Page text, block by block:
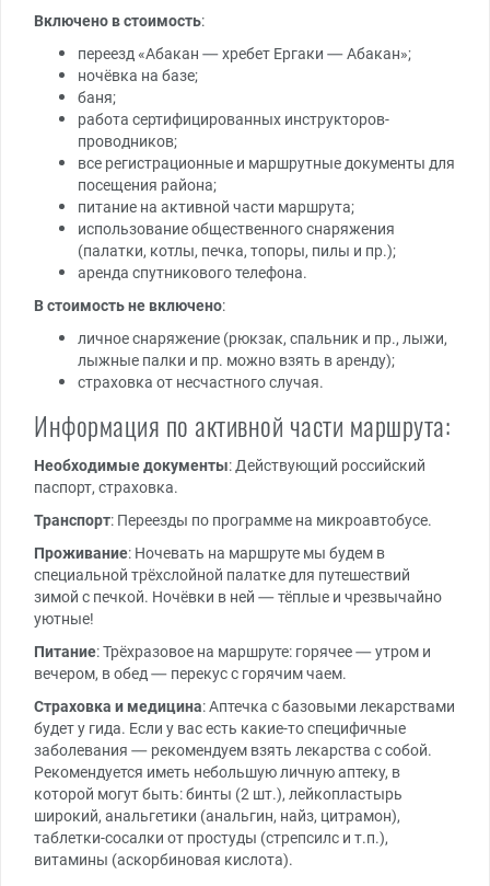
Включено в стоимость:
переезд «Абакан — хребет Ергаки — Абакан»;
ночёвка на базе;
баня;
работа сертифицированных инструкторов-
проводников;
все регистрационные и маршрутные документы для
посещения района;
питание на активной части маршрута;
использование общественного снаряжения
(палатки, котлы, печка, топоры, пилы и пр.);
аренда спутникового телефона.
В стоимость не включено:
личное снаряжение (рюкзак, спальник и пр., лыжи,
лыжные палки и пр. можно взять в аренду);
страховка от несчастного случая.
Информация по активной части маршрута:
Необходимые документы: Действующий российский
паспорт, страховка.
Транспорт: Переезды по программе на микроавтобусе.
Проживание: Ночевать на маршруте мы будем в
специальной трёхслойной палатке для путешествий
зимой с печкой. Ночёвки в ней — тёплые и чрезвычайно
уютные!
Питание: Трёхразовое на маршруте: горячее — утром и
вечером, в обед — перекус с горячим чаем.
Страховка и медицина: Аптечка с базовыми лекарствами
будет у гида. Если у вас есть какие-то специфичные
заболевания — рекомендуем взять лекарства с собой.
Рекомендуется иметь небольшую личную аптеку, в
которой могут быть: бинты (2 шт.), лейкопластырь
широкий, анальгетики (анальгин, найз, цитрамон),
таблетки-сосалки от простуды (стрепсилс и т.п.),
витамины (аскорбиновая кислота).